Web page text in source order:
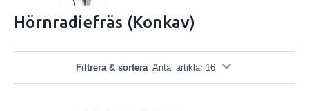
Hörnradiefräs (Konkav)
Filtrera & sortera Antal artiklar 16